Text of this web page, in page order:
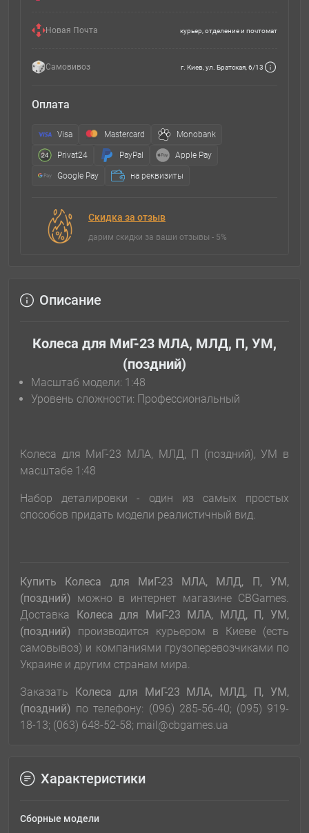
Новая Почта курьер, отделение и почтомат
Самовивоз г. Киев, ул. Братская, 6/13
Оплата
Visa Mastercard Monobank
Privat24 PayPal Apple Pay
Google Pay на реквизиты
Скидка за отзыв
дарим скидки за ваши отзывы - 5%
Описание
Колеса для МиГ-23 МЛА, МЛД, П, УМ,
(поздний)
Масштаб модели: 1:48
Уровень сложности: Профессиональный
Колеса для МиГ-23 МЛА, МЛД, П (поздний), УМ в
масштабе 1:48
Набор деталировки - один из самых простых
способов придать модели реалистичный вид.
Купить Колеса для МиГ-23 МЛА, МЛД, П, УМ,
(поздний) можно в интернет магазине CBGames.
Доставка Колеса для МиГ-23 МЛА, МЛД, П, УМ,
(поздний) производится курьером в Киеве (есть
самовывоз) и компаниями грузоперевозчиками по
Украине и другим странам мира.
Заказать Колеса для МиГ-23 МЛА, МЛД, П, УМ,
(поздний) по телефону: (096) 285-56-40; (095) 919-
18-13; (063) 648-52-58; mail@cbgames.ua
Характеристики
Сборные модели